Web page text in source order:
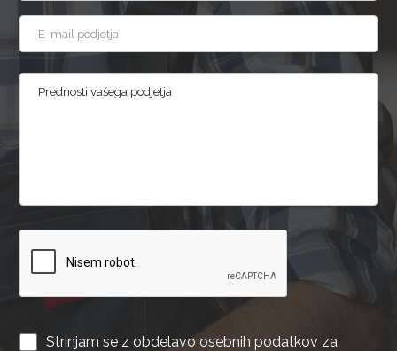
Strinjam se z obdelavo osebnih podatkov za